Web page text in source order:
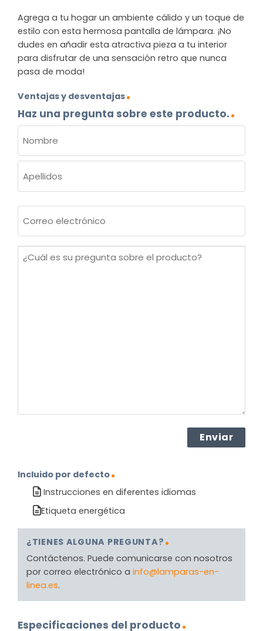
Agrega a tu hogar un ambiente cálido y un toque de
estilo con esta hermosa pantalla de lámpara. ¡No
dudes en añadir esta atractiva pieza a tu interior
para disfrutar de una sensación retro que nunca
pasa de moda!
Ventajas y desventajas
Haz una pregunta sobre este producto.
(OBLIGATORIO)
Nombre
electrónico
¿Cuál
Incluido por defecto
Instrucciones en diferentes idiomas
Etiqueta energética
¿TIENES ALGUNA PREGUNTA?
Contáctenos. Puede comunicarse con nosotros
por correo electrónico a info@lamparas-en-
linea.es.
Especificaciones del producto